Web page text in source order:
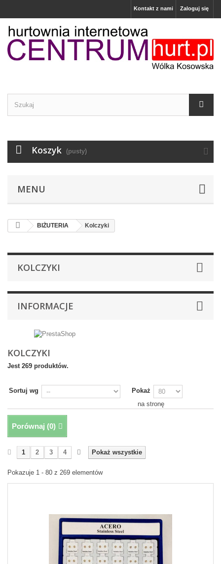
Zaloguj się
Kontakt z nami
Koszyk (pusty)
MENU
BIŻUTERIA Kolczyki
KOLCZYKI
INFORMACJE
KOLCZYKI
Jest 269 produktów.
Sortuj wg
Pokaż
na stronę
Porównaj (0)
Pokaż wszystkie
1 2 3 4
Pokazuje 1 - 80 z 269 elementów